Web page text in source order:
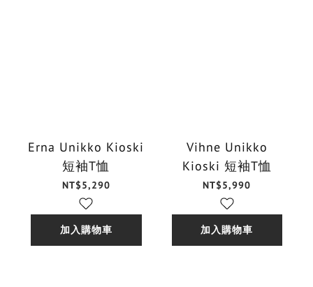
Erna Unikko Kioski
短袖T恤
NT$5,290
加入購物車
Vihne Unikko
Kioski 短袖T恤
NT$5,990
加入購物車